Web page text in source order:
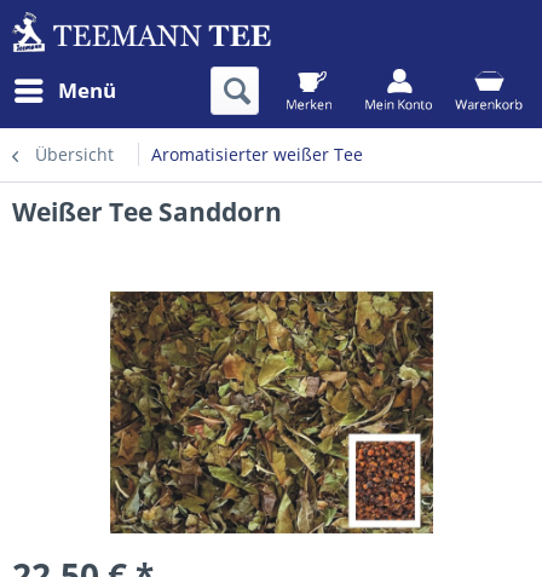
Menü
Übersicht Aromatisierter weißer Tee
Weißer Tee Sanddorn